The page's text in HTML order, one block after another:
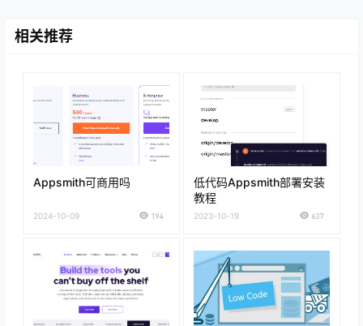
相关推荐
Appsmith可商用吗
2024-10-09 194
低代码Appsmith部署安装
教程
2023-10-19 637